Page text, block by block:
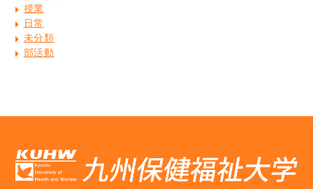
授業
日常
未分類
部活動